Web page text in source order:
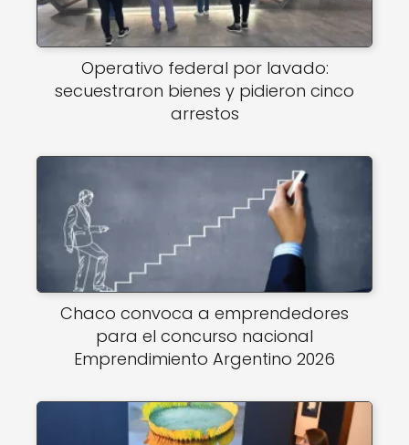
Operativo federal por lavado:
secuestraron bienes y pidieron cinco
arrestos
Chaco convoca a emprendedores
para el concurso nacional
Emprendimiento Argentino 2026